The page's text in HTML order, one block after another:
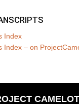
Index
Index – on
CAMELOT